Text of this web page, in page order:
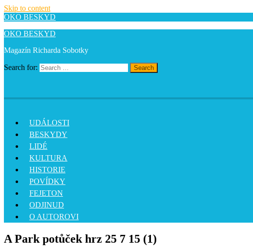
Skip to content
OKO BESKYD
OKO BESKYD
Magazín Richarda Sobotky
Search for: Search
UDÁLOSTI
BESKYDY
LIDÉ
KULTURA
HISTORIE
POVÍDKY
FEJETON
ODJINUD
O AUTOROVI
A Park potůček hrz 25 7 15 (1)